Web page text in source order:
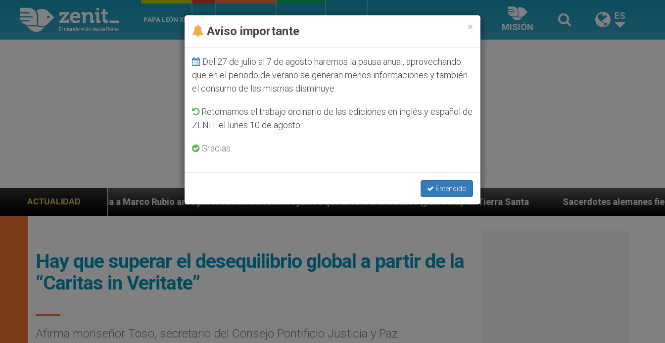
PAPA LEÓN XIV
MISIÓN
ES
ACTUALIDAD
a Marco Rubio ante persecución de colonos judíos que afecta a cristianos (y no sólo) en Tierra Santa Sacerdotes alemanes fieles al Papa
Hay que superar el desequilibrio global a partir de la
“Caritas in Veritate”
Afirma monseñor Toso, secretario del Consejo Pontificio Justicia y Paz
×
Aviso importante
Del 27 de julio al 7 de agosto haremos la pausa anual, aprovechando
que en el periodo de verano se generan menos informaciones y también
el consumo de las mismas disminuye.
Retomamos el trabajo ordinario de las ediciones en inglés y español de
ZENIT el lunes 10 de agosto.
Gracias.
Entendido